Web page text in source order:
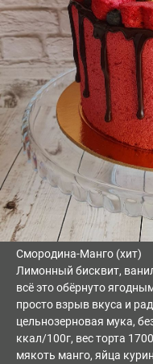
Смородина-Манго (хит)
Лимонный бисквит,
всё это обёрнуто
просто взрыв вкуса и
цельнозерновая мука,
ккал/100г, вес торта
мякоть манго, яйца